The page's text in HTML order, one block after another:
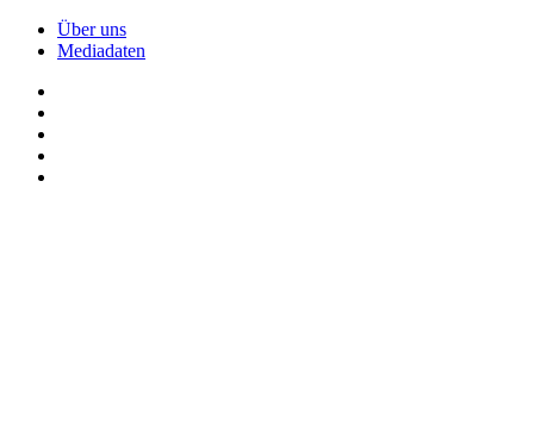
Über uns
Mediadaten